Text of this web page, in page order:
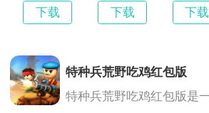
感倍增。
下载 下载 下载
特种兵荒野吃鸡红包版